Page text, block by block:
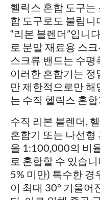
헬릭스 혼합 도구는
합 도구로도 불립니
“리본 블렌더”입니
로 분말 재료용 스
스크류 밴드는 수평
이러한 혼합기는 정
만 제한적으로만
는 수직 헬릭스 혼
수직 리본 블렌더,
혼합기 또는 나선형
을 1:100,000의 비
로 혼합할 수 있습
5% 미만) 특수한
이 최대 30° 기울어